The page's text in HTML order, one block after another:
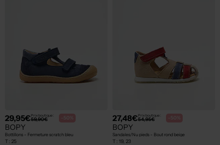
29,95€Prix boutique :
59,90€ -50%
BOPY
Bottillons - Fermeture scratch bleu
T : 25
27,48€Prix boutique :
54,95€ -50%
BOPY
Sandales/Nu pieds - Bout rond beige
T : 19, 23